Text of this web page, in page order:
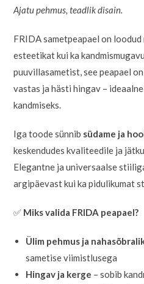
Ajatu pehmus, teadlik disain.
FRIDA sametpeapael on loodud
esteetikat kui ka
puuvillasametist, see peapael
vastas ja hästi hingav –
kandmiseks.
Iga toode sünnib südame ja
keskendudes kvaliteedile ja
Elegantne ja universaalse
argipäevast kui ka pidulikumat
✅ Miks valida FRIDA peapael?
Ülim pehmus ja
sametise viimistlusega
Hingav ja kerge – sobib